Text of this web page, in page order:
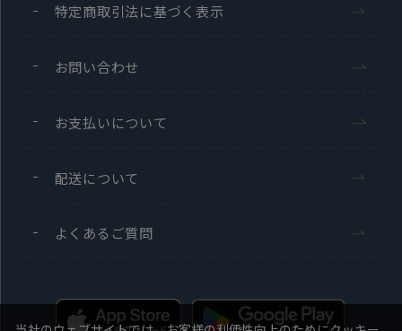
特定商取引法に基づく表示
お問い合わせ
お支払いについて
配送について
よくあるご質問